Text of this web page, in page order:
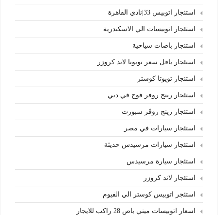
استئجار اتوبيس 33|نادي القاهرة
استئجار اتوبيسات الي الاسكندرية
استئجار باصات سياحية
استئجار باقل سعر تويوتا لاند كروزر
استئجار تويوتا كوستر
استئجار رينج روفر فوج في دبي
استئجار رينج روڤر سبورت
استئجار سيارات في مصر
استئجار سيارات مرسيدس حديثة
استئجار سيارة مرسيدس
استئجار لاند كروزر
استئجر اتوبيس كوستر الي الفيوم
اسعار اتوبيسات ميني باص 28 راكب للايجار